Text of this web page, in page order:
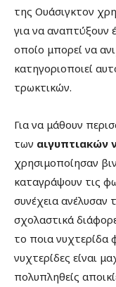
της Ουάσιγκτον
για να αναπτύξουν
οποίο μπορεί να
κατηγοριοποιεί
τρωκτικών.
Για να μάθουν
των αιγυπτιακών
χρησιμοποίησαν
καταγράψουν τις
συνέχεια ανέλυσαν
σχολαστικά
το ποια νυχτερίδα
νυχτερίδες είναι
πολυπληθείς